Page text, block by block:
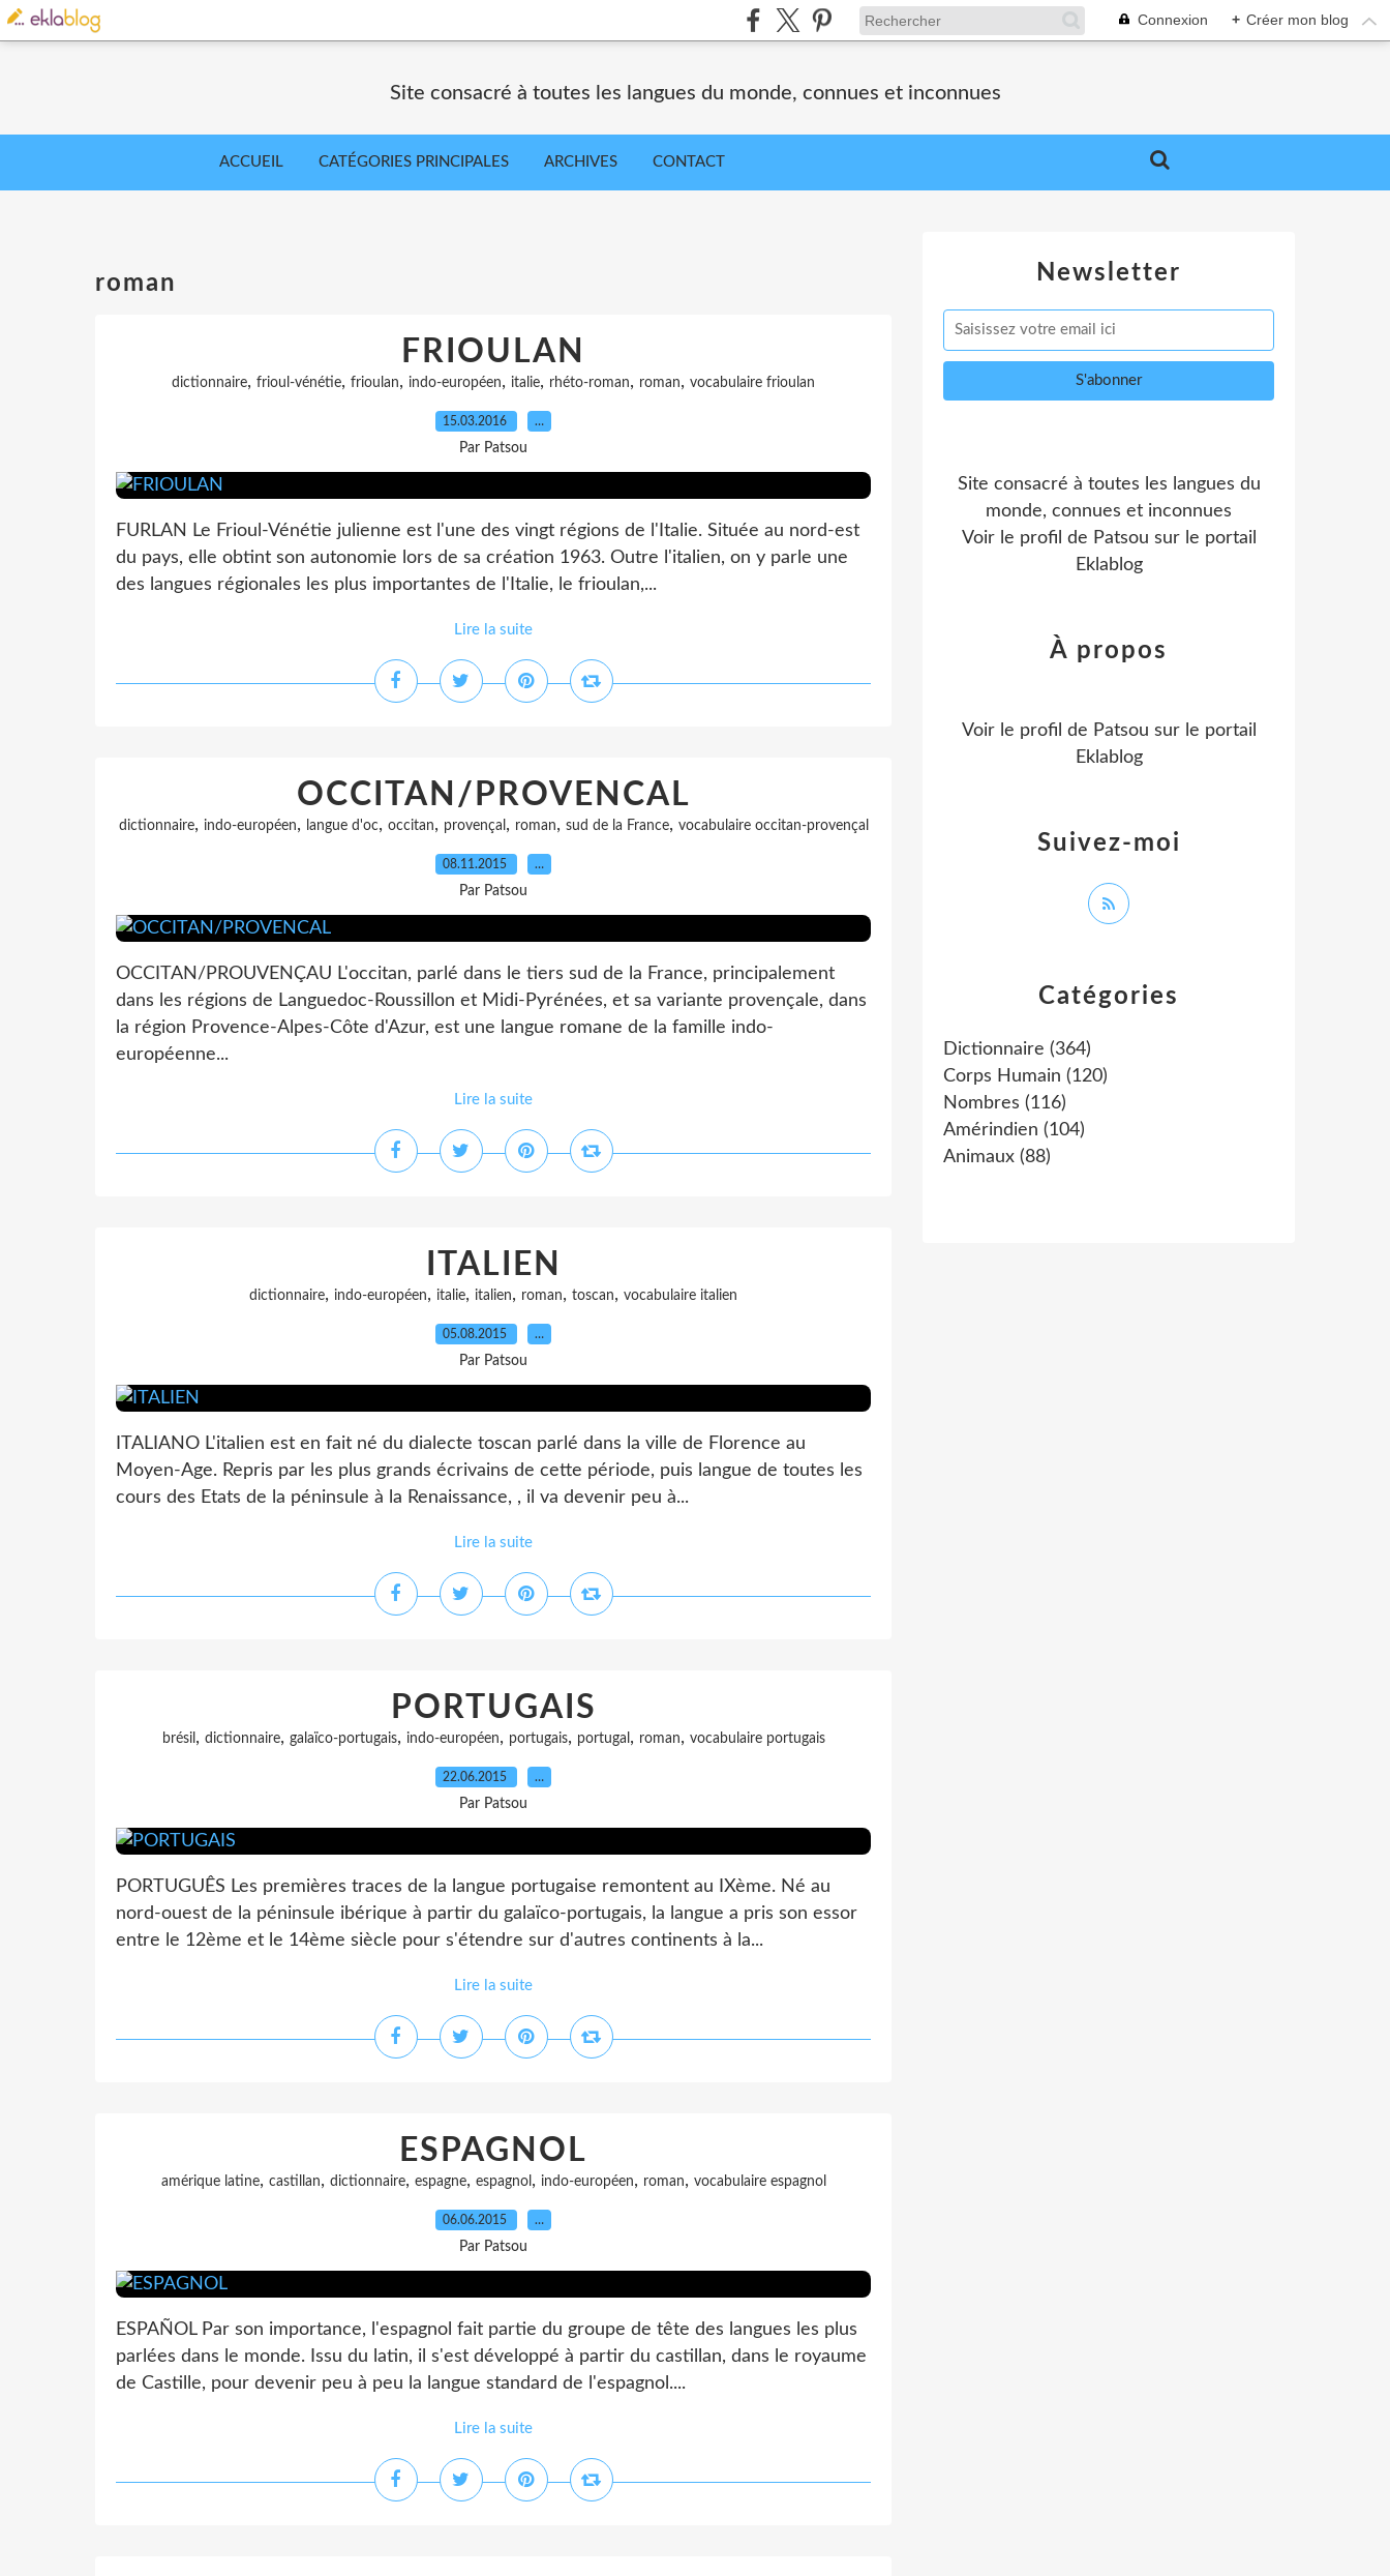
Connexion + Créer mon blog
Site consacré à toutes les langues du monde, connues et inconnues
ACCUEIL CATÉGORIES PRINCIPALES ARCHIVES CONTACT
roman
FRIOULAN
dictionnaire, frioul-vénétie, frioulan, indo-européen, italie, rhéto-roman, roman, vocabulaire frioulan
15.03.2016 …
Par Patsou
FURLAN Le Frioul-Vénétie julienne est l'une des vingt régions de l'Italie. Située au nord-est
du pays, elle obtint son autonomie lors de sa création 1963. Outre l'italien, on y parle une
des langues régionales les plus importantes de l'Italie, le frioulan,...
Lire la suite
OCCITAN/PROVENCAL
dictionnaire, indo-européen, langue d'oc, occitan, provençal , roman, sud de la France, vocabulaire occitan-provençal
08.11.2015 …
Par Patsou
OCCITAN/PROUVENÇAU L'occitan, parlé dans le tiers sud de la France, principalement
dans les régions de Languedoc-Roussillon et Midi-Pyrénées, et sa variante provençale, dans
la région Provence-Alpes-Côte d'Azur, est une langue romane de la famille indo-
européenne...
Lire la suite
ITALIEN
dictionnaire, indo-européen, italie, italien, roman, toscan, vocabulaire italien
05.08.2015 …
Par Patsou
ITALIANO L'italien est en fait né du dialecte toscan parlé dans la ville de Florence au
Moyen-Age. Repris par les plus grands écrivains de cette période, puis langue de toutes les
cours des Etats de la péninsule à la Renaissance, , il va devenir peu à...
Lire la suite
PORTUGAIS
brésil, dictionnaire, galaïco-portugais, indo-européen, portugais, portugal , roman, vocabulaire portugais
22.06.2015 …
Par Patsou
PORTUGUÊS Les premières traces de la langue portugaise remontent au IXème. Né au
nord-ouest de la péninsule ibérique à partir du galaïco-portugais, la langue a pris son essor
entre le 12ème et le 14ème siècle pour s'étendre sur d'autres continents à la...
Lire la suite
ESPAGNOL
amérique latine, castillan, dictionnaire, espagne, espagnol, indo-européen, roman, vocabulaire espagnol
06.06.2015 …
Par Patsou
ESPAÑOL Par son importance, l'espagnol fait partie du groupe de tête des langues les plus
parlées dans le monde. Issu du latin, il s'est développé à partir du castillan, dans le royaume
de Castille, pour devenir peu à peu la langue standard de l'espagnol....
Lire la suite
Newsletter
Catégories
Dictionnaire (364)
Corps Humain (120)
Nombres (116)
Amérindien (104)
Animaux (88)
Site consacré à toutes les langues du
monde, connues et inconnues
Voir le profil de Patsou sur le portail
Eklablog
Suivez-moi
À propos
Voir le profil de Patsou sur le portail
Eklablog